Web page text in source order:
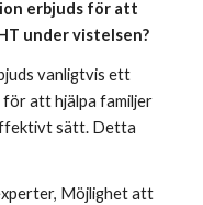
erbjuds för att
under vistelsen?
vanligtvis ett
att hjälpa familjer
sätt. Detta
Möjlighet att